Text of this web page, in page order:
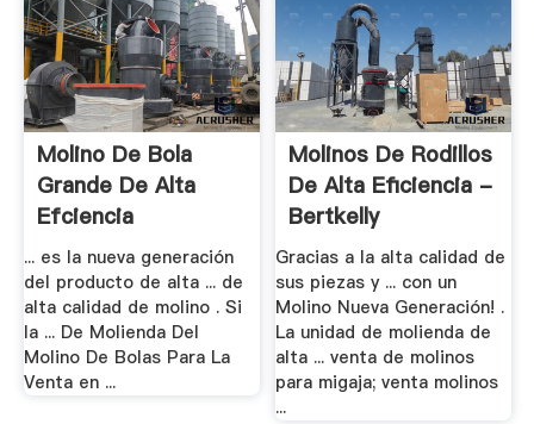
Molino De Bola
Grande De Alta
Efciencia
... es la nueva generación
del producto de alta ... de
alta calidad de molino . Si
la ... De Molienda Del
Molino De Bolas Para La
Venta en ...
Molinos De Rodillos
De Alta Eficiencia -
Bertkelly
Gracias a la alta calidad de
sus piezas y ... con un
Molino Nueva Generación! .
La unidad de molienda de
alta ... venta de molinos
para migaja; venta molinos
...